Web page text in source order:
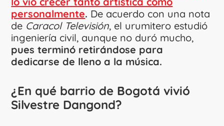
personalmente. De acuerdo con una nota
de Caracol Televisión, el urumitero estudió
ingeniería civil, aunque no duró mucho,
pues terminó retirándose para
dedicarse de lleno a la música.
¿En qué barrio de Bogotá vivió
Silvestre Dangond?